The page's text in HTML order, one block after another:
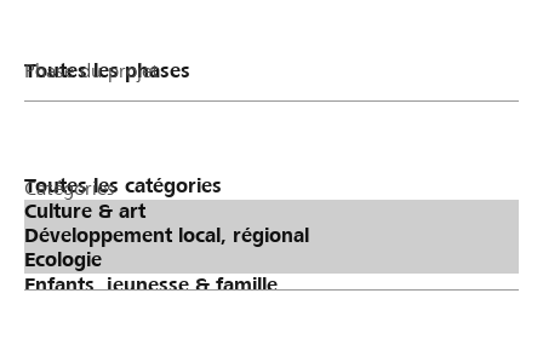
Phase du projet
Catégories